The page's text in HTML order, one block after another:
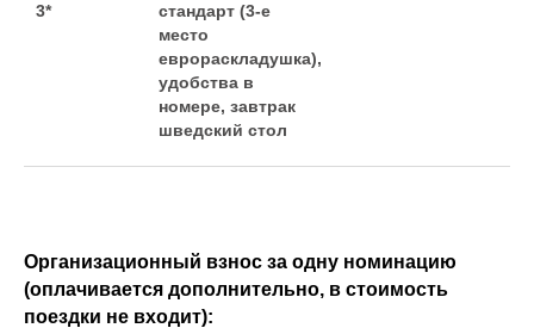
3*
стандарт (3-е
место
еврораскладушка),
удобства в
номере, завтрак
шведский стол
Организационный взнос за одну номинацию
(оплачивается дополнительно, в стоимость
поездки не входит):